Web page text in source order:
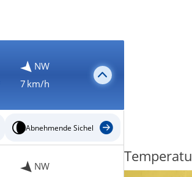
NW
7 km/h
Abnehmende Sichel
NW